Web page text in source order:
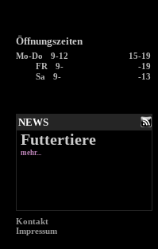
Öffnungszeiten
Mo-Do 15-19
9-12
FR
-19
9-
Sa
-13
9-
NEWS
Futtertiere
mehr...
Kontakt
Impressum